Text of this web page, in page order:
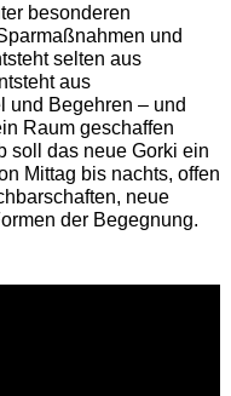
besonderen
und
selten aus
aus
und Begehren – und
Raum geschaffen
soll das neue Gorki ein
Mittag bis nachts, offen
neue
der Begegnung.